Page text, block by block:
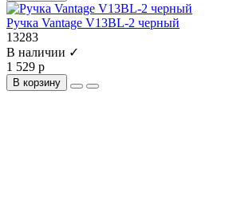
Ручка Vantage V13BL-2 черный
13283
В наличии ✓
1 529 р
В корзину